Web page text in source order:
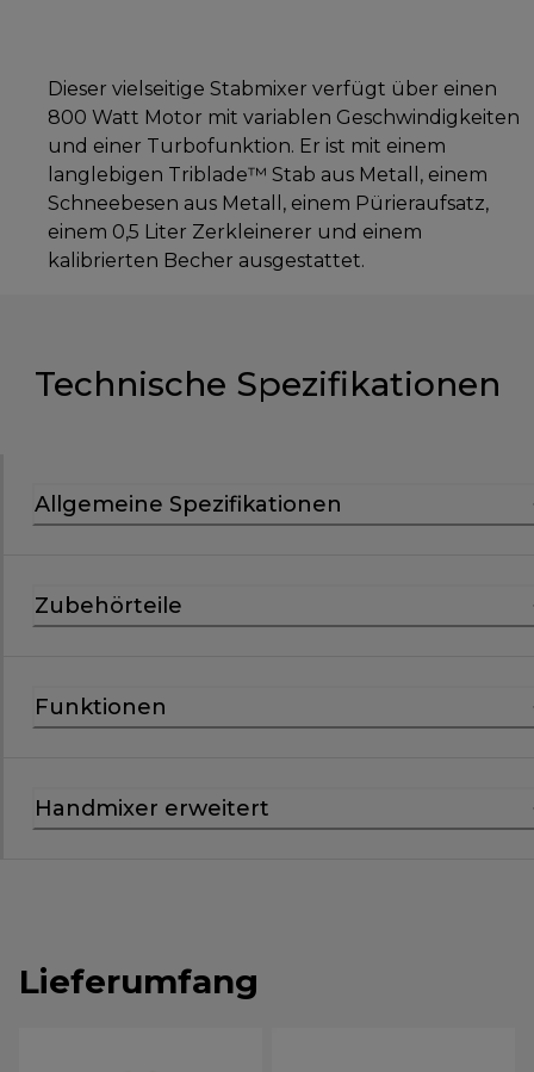
Dieser vielseitige Stabmixer verfügt über einen
800 Watt Motor mit variablen Geschwindigkeiten
und einer Turbofunktion. Er ist mit einem
langlebigen Triblade™ Stab aus Metall, einem
Schneebesen aus Metall, einem Pürieraufsatz,
einem 0,5 Liter Zerkleinerer und einem
kalibrierten Becher ausgestattet.
Technische Spezifikationen
Allgemeine Spezifikationen
Zubehörteile
Funktionen
Handmixer erweitert
Lieferumfang